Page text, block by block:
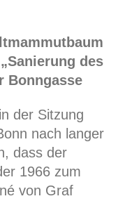
des
Bonngasse
der Sitzung
nach langer
dass der
1966 zum
von Graf